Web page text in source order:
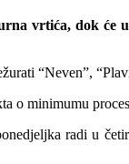
vrtića, dok
“Neven”,
minimumu
radi u